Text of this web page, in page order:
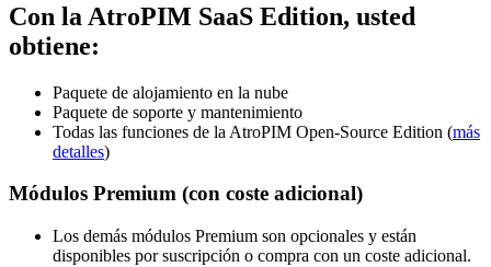
Con la AtroPIM SaaS Edition, usted
obtiene:
Paquete de alojamiento en la nube
Paquete de soporte y mantenimiento
Todas las funciones de la AtroPIM Open-Source Edition (más
detalles)
Módulos Premium (con coste adicional)
Los demás módulos Premium son opcionales y están
disponibles por suscripción o compra con un coste adicional.